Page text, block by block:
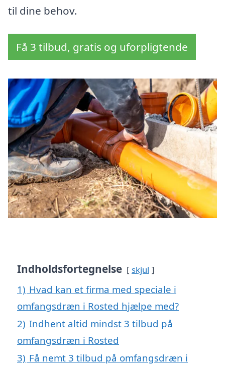
til dine behov.
Få 3 tilbud, gratis og uforpligtende
Indholdsfortegnelse skjul
1) Hvad kan et firma med speciale i
omfangsdræn i Rosted hjælpe med?
2) Indhent altid mindst 3 tilbud på
omfangsdræn i Rosted
3) Få nemt 3 tilbud på omfangsdræn i